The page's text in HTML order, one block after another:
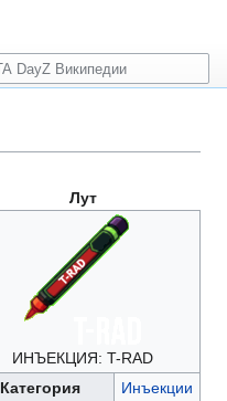
Лут
ИНЪЕКЦИЯ: T-RAD
Категория
Инъекции